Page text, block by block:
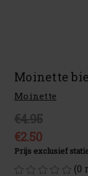
Moinette
Moinette
€4.95
€2.50
Prijs exclusief
(0